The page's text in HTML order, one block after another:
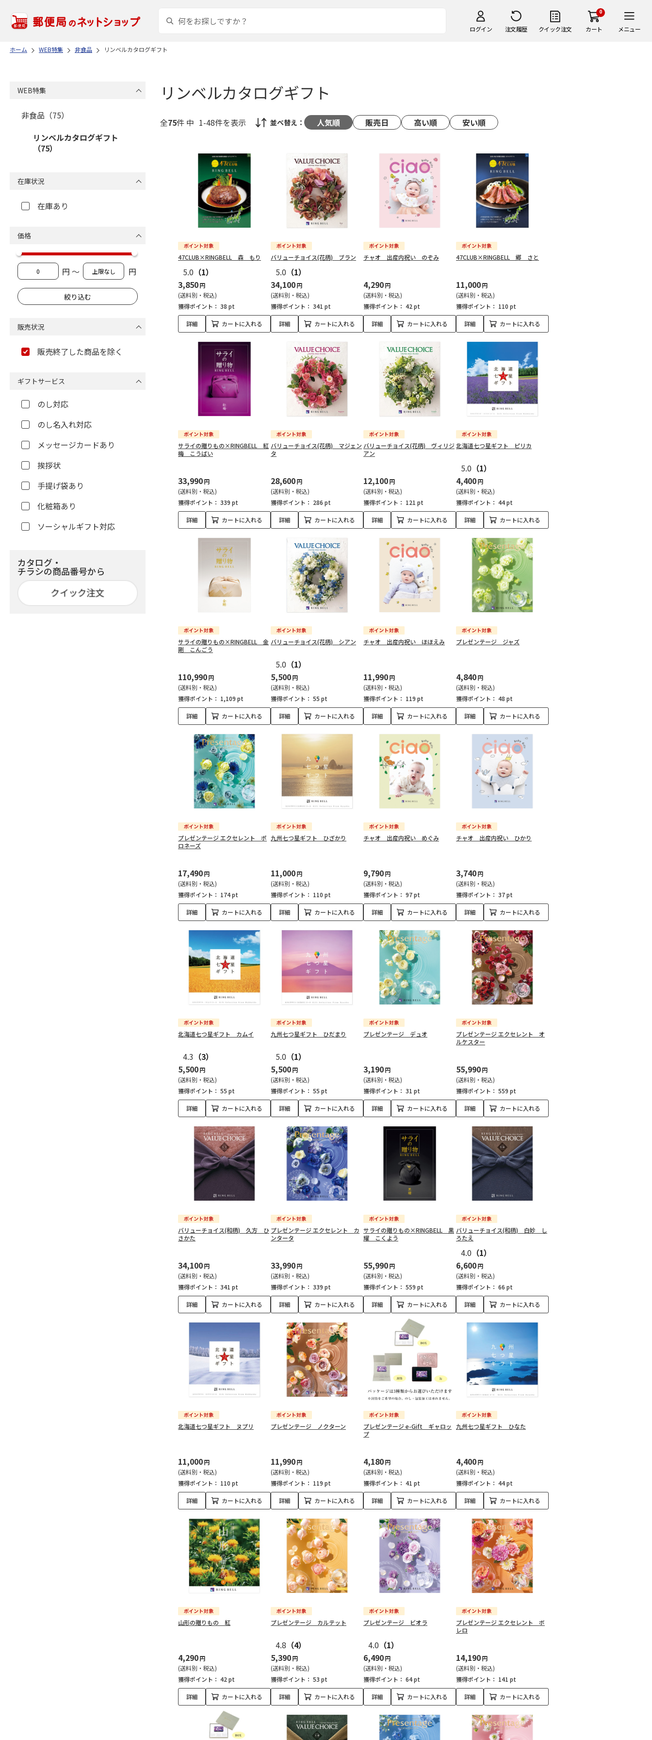
ログイン 注文履歴 クイック注文
0
カート メニュー
ホーム WEB特集 非食品 リンベルカタログギフト
リンベルカタログギフト
全75件 中 1-48件を表示 並べ替え： 人気順 販売日 高い順 安い順
47CLUB×RINGBELL 森 もり
5.0 （1）
3,850円
(送料別・税込)
獲得ポイント： 38 pt
詳細 カートに入れる
バリューチョイス(花柄) ブラン
5.0 （1）
34,100円
(送料別・税込)
獲得ポイント： 341 pt
詳細 カートに入れる
チャオ 出産内祝い のぞみ
4,290円
(送料別・税込)
獲得ポイント： 42 pt
詳細 カートに入れる
47CLUB×RINGBELL 郷 さと
11,000円
(送料別・税込)
獲得ポイント： 110 pt
詳細 カートに入れる
サライの贈りもの×RINGBELL 紅
梅 こうばい
33,990円
(送料別・税込)
獲得ポイント： 339 pt
詳細 カートに入れる
バリューチョイス(花柄) マジェン
タ
28,600円
(送料別・税込)
獲得ポイント： 286 pt
詳細 カートに入れる
バリューチョイス(花柄) ヴィリジ
アン
12,100円
(送料別・税込)
獲得ポイント： 121 pt
詳細 カートに入れる
北海道七つ星ギフト ピリカ
5.0 （1）
4,400円
(送料別・税込)
獲得ポイント： 44 pt
詳細 カートに入れる
サライの贈りもの×RINGBELL 金
剛 こんごう
110,990円
(送料別・税込)
獲得ポイント： 1,109 pt
詳細 カートに入れる
バリューチョイス(花柄) シアン
5.0 （1）
5,500円
(送料別・税込)
獲得ポイント： 55 pt
詳細 カートに入れる
チャオ 出産内祝い ほほえみ
11,990円
(送料別・税込)
獲得ポイント： 119 pt
詳細 カートに入れる
プレゼンテージ ジャズ
4,840円
(送料別・税込)
獲得ポイント： 48 pt
詳細 カートに入れる
プレゼンテージ エクセレント ポ
ロネーズ
17,490円
(送料別・税込)
獲得ポイント： 174 pt
詳細 カートに入れる
九州七つ星ギフト ひざかり
11,000円
(送料別・税込)
獲得ポイント： 110 pt
詳細 カートに入れる
チャオ 出産内祝い めぐみ
9,790円
(送料別・税込)
獲得ポイント： 97 pt
詳細 カートに入れる
チャオ 出産内祝い ひかり
3,740円
(送料別・税込)
獲得ポイント： 37 pt
詳細 カートに入れる
北海道七つ星ギフト カムイ
4.3 （3）
5,500円
(送料別・税込)
獲得ポイント： 55 pt
詳細 カートに入れる
九州七つ星ギフト ひだまり
5.0 （1）
5,500円
(送料別・税込)
獲得ポイント： 55 pt
詳細 カートに入れる
プレゼンテージ デュオ
3,190円
(送料別・税込)
獲得ポイント： 31 pt
詳細 カートに入れる
プレゼンテージ エクセレント オ
ルケスター
55,990円
(送料別・税込)
獲得ポイント： 559 pt
詳細 カートに入れる
バリューチョイス(和柄) 久方 ひ
さかた
34,100円
(送料別・税込)
獲得ポイント： 341 pt
詳細 カートに入れる
プレゼンテージ エクセレント カ
ンタータ
33,990円
(送料別・税込)
獲得ポイント： 339 pt
詳細 カートに入れる
サライの贈りもの×RINGBELL 黒
耀 こくよう
55,990円
(送料別・税込)
獲得ポイント： 559 pt
詳細 カートに入れる
バリューチョイス(和柄) 白妙 し
ろたえ
4.0 （1）
6,600円
(送料別・税込)
獲得ポイント： 66 pt
詳細 カートに入れる
北海道七つ星ギフト ヌプリ
11,000円
(送料別・税込)
獲得ポイント： 110 pt
詳細 カートに入れる
プレゼンテージ ノクターン
11,990円
(送料別・税込)
獲得ポイント： 119 pt
詳細 カートに入れる
プレゼンテージ e-Gift ギャロッ
プ
4,180円
(送料別・税込)
獲得ポイント： 41 pt
詳細 カートに入れる
九州七つ星ギフト ひなた
4,400円
(送料別・税込)
獲得ポイント： 44 pt
詳細 カートに入れる
山形の贈りもの 紅
4,290円
(送料別・税込)
獲得ポイント： 42 pt
詳細 カートに入れる
プレゼンテージ カルテット
4.8 （4）
5,390円
(送料別・税込)
獲得ポイント： 53 pt
詳細 カートに入れる
プレゼンテージ ビオラ
4.0 （1）
6,490円
(送料別・税込)
獲得ポイント： 64 pt
詳細 カートに入れる
プレゼンテージ エクセレント ボ
レロ
14,190円
(送料別・税込)
獲得ポイント： 141 pt
詳細 カートに入れる
WEB特集
非食品（75）
リンベルカタログギフト
（75）
在庫状況
在庫あり
価格
円 ～ 円
販売状況
販売終了した商品を除く
ギフトサービス
のし対応
のし名入れ対応
メッセージカードあり
挨拶状
手提げ袋あり
化粧箱あり
ソーシャルギフト対応
カタログ・
チラシの商品番号から